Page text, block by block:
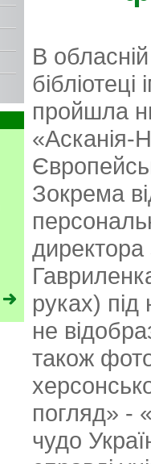
В
пройшла
«Асканія-
Зокрема
директора
руках)
не
також
погляд» -
чудо